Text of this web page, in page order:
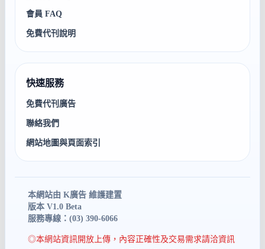
會員 FAQ
免費代刊說明
快速服務
免費代刊廣告
聯絡我們
網站地圖與頁面索引
本網站由 K廣告 維護建置
版本 V1.0 Beta
服務專線：(03) 390-6066
◎本網站資訊開放上傳，內容正確性及交易需求請洽資訊